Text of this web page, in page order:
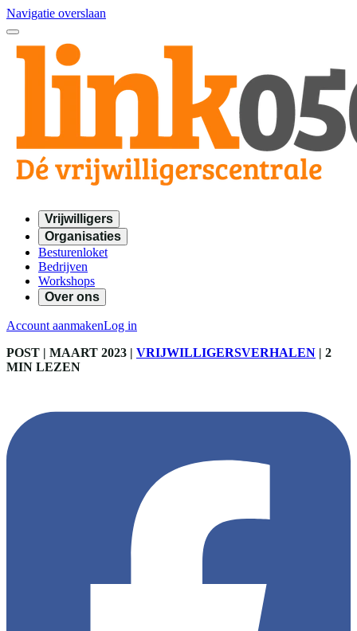
Navigatie overslaan
Vrijwilligers
Organisaties
Besturenloket
Bedrijven
Workshops
Over ons
Account aanmakenLog in
POST | MAART 2023 | VRIJWILLIGERSVERHALEN | 2
MIN LEZEN